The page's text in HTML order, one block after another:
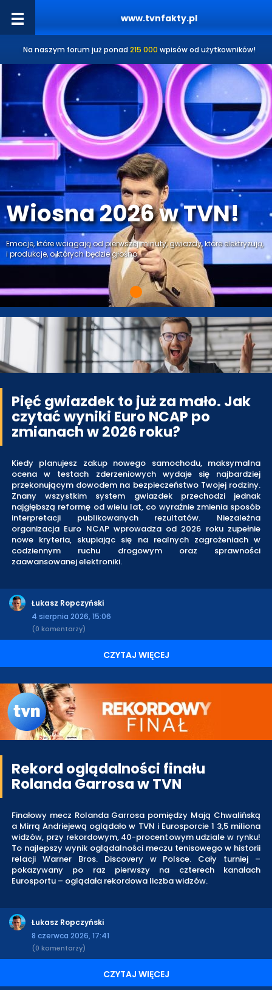
www.tvnfakty.pl
Na naszym forum już ponad 215 000 wpisów od użytkowników!
Wiosna 2026 w TVN!
Emocje, które wciągają od pierwszej minuty, gwiazdy, które elektryzują,
i produkcje, o których będzie głośno.
Pięć gwiazdek to już za mało. Jak
czytać wyniki Euro NCAP po
zmianach w 2026 roku?
Kiedy planujesz zakup nowego samochodu, maksymalna
ocena w testach zderzeniowych wydaje się najbardziej
przekonującym dowodem na bezpieczeństwo Twojej rodziny.
Znany wszystkim system gwiazdek przechodzi jednak
najgłębszą reformę od wielu lat, co wyraźnie zmienia sposób
interpretacji publikowanych rezultatów. Niezależna
organizacja Euro NCAP wprowadza od 2026 roku zupełnie
nowe kryteria, skupiając się na realnych zagrożeniach w
codziennym ruchu drogowym oraz sprawności
zaawansowanej elektroniki.
Łukasz Ropczyński
4 sierpnia 2026, 15:06
(0 komentarzy)
CZYTAJ WIĘCEJ
Rekord oglądalności finału
Rolanda Garrosa w TVN
Finałowy mecz Rolanda Garrosa pomiędzy Mają Chwalińską
a Mirrą Andriejewą oglądało w TVN i Eurosporcie 1 3,5 miliona
widzów, przy rekordowym, 40-procentowym udziale w rynku!
To najlepszy wynik oglądalności meczu tenisowego w historii
relacji Warner Bros. Discovery w Polsce. Cały turniej –
pokazywany po raz pierwszy na czterech kanałach
Eurosportu – oglądała rekordowa liczba widzów.
Łukasz Ropczyński
8 czerwca 2026, 17:41
(0 komentarzy)
CZYTAJ WIĘCEJ